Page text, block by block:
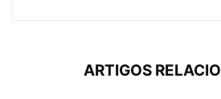
ARTIGOS